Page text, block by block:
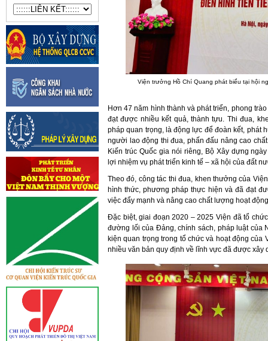
Viện trưởng Hồ Chí Quang phát biểu tại hội
Hơn 47 năm hình thành và phát triển, phong
đạt được nhiều kết quả, thành tựu. Thi đua,
pháp quan trọng, là động lực để đoàn kết, phát
người lao động thi đua, phấn đấu nâng cao
Kiến trúc Quốc gia nói riêng, Bộ Xây dựng
lợi nhiệm vụ phát triển kinh tế – xã hội của đất
Theo đó, công tác thi đua, khen thưởng của
hình thức, phương pháp thực hiện và đã đạt
việc đẩy mạnh và nâng cao chất lượng hoạt
Đặc biệt, giai đoạn 2020 – 2025 Viện đã tổ
đường lối của Đảng, chính sách, pháp luật
kiện quan trọng trong tổ chức và hoạt động
nhiều văn bản quy định về lĩnh vực đã được xây